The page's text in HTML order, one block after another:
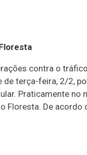
contra o
terça-feira, 2/2,
Praticamente
Floresta. De acordo